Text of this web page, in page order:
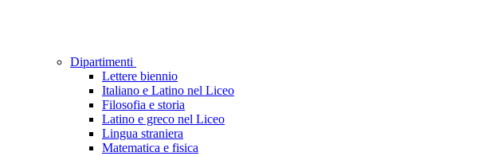
Dipartimenti
Lettere biennio
Italiano e Latino nel Liceo
Filosofia e storia
Latino e greco nel Liceo
Lingua straniera
Matematica e fisica